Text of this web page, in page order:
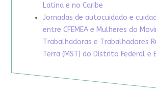
Latina e no Caribe
Jornadas de autocuidado e
entre CFEMEA e Mulheres do
Trabalhadoras e Trabalhadores
Terra (MST) do Distrito Federal e